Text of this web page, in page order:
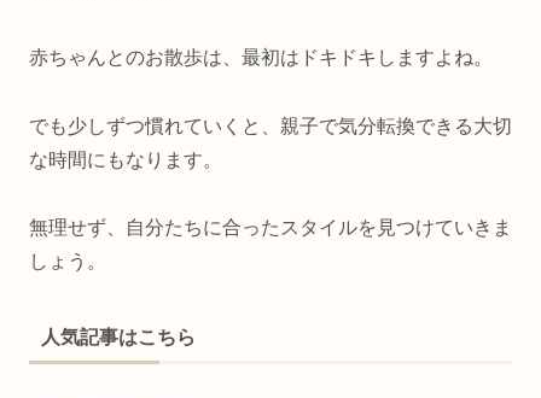
赤ちゃんとのお散歩は、最初はドキドキしますよね。
でも少しずつ慣れていくと、親子で気分転換できる大切
な時間にもなります。
無理せず、自分たちに合ったスタイルを見つけていきま
しょう。
人気記事はこちら